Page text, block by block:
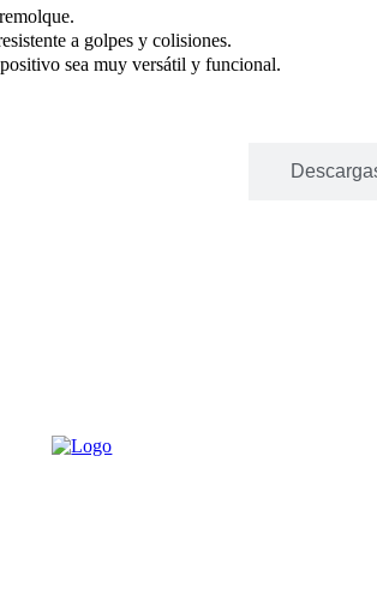
a golpes y colisiones.
sea muy versátil y funcional.